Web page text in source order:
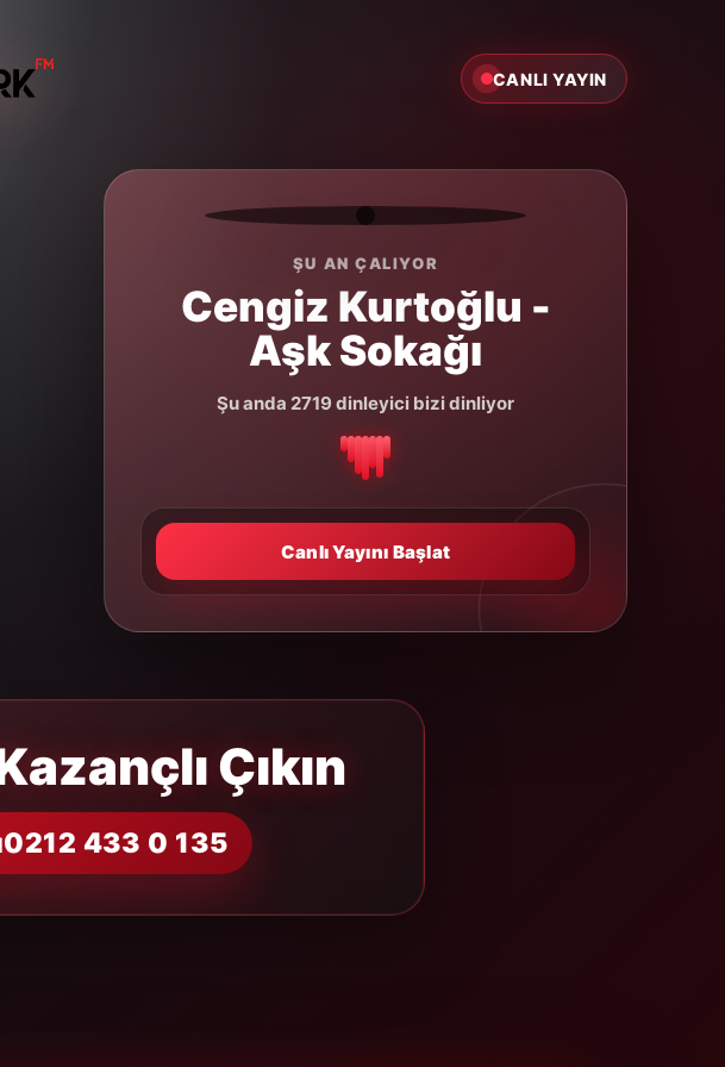
CANLI YAYIN
ŞU AN ÇALIYOR
Cengiz Kurtoğlu -
Aşk Sokağı
Şu anda 2719 dinleyici bizi dinliyor
Canlı Yayını Başlat
Çıkın
0212 433 0 135